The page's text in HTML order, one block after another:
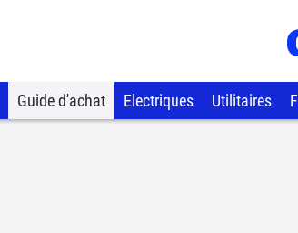
Guide d'achat Electriques Utilitaires